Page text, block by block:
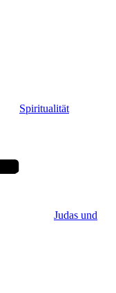
Spiritualität
Judas und